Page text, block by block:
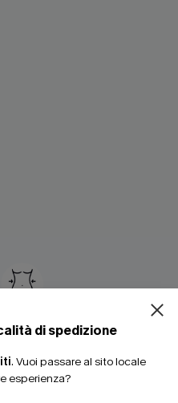
intero modellante
€46,00 €
di spedizione
. Vuoi passare al sito locale
esperienza?
15% DI SCONTO
20% DI SCONTO SU